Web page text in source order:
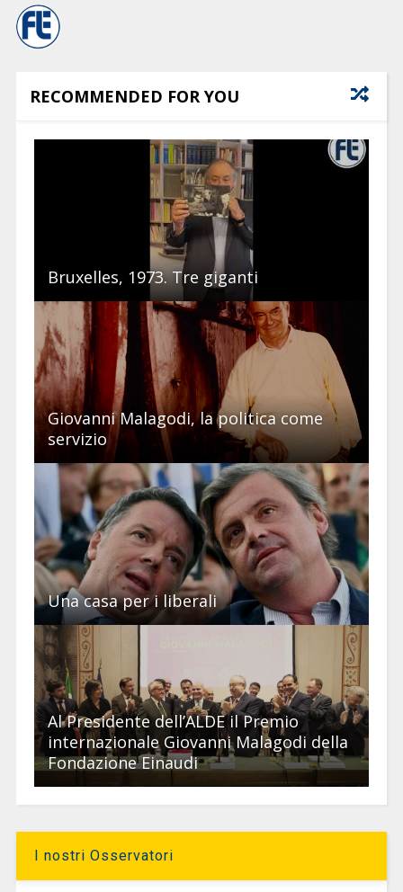
RECOMMENDED FOR YOU
Bruxelles, 1973. Tre giganti
Giovanni Malagodi, la politica come
servizio
Una casa per i liberali
Al Presidente dell’ALDE il Premio
internazionale Giovanni Malagodi della
Fondazione Einaudi
I nostri Osservatori